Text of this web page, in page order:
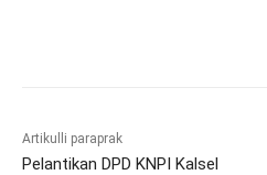
Artikulli paraprak
Pelantikan DPD KNPI Kalsel